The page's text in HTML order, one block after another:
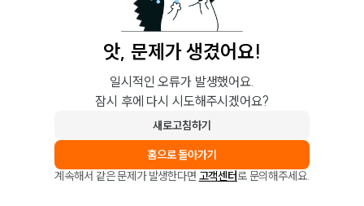
앗, 문제가 생겼어요!
일시적인 오류가 발생했어요.
잠시 후에 다시 시도해주시겠어요?
새로고침하기
홈으로 돌아가기
계속해서 같은 문제가 발생한다면 고객센터로 문의해주세요.